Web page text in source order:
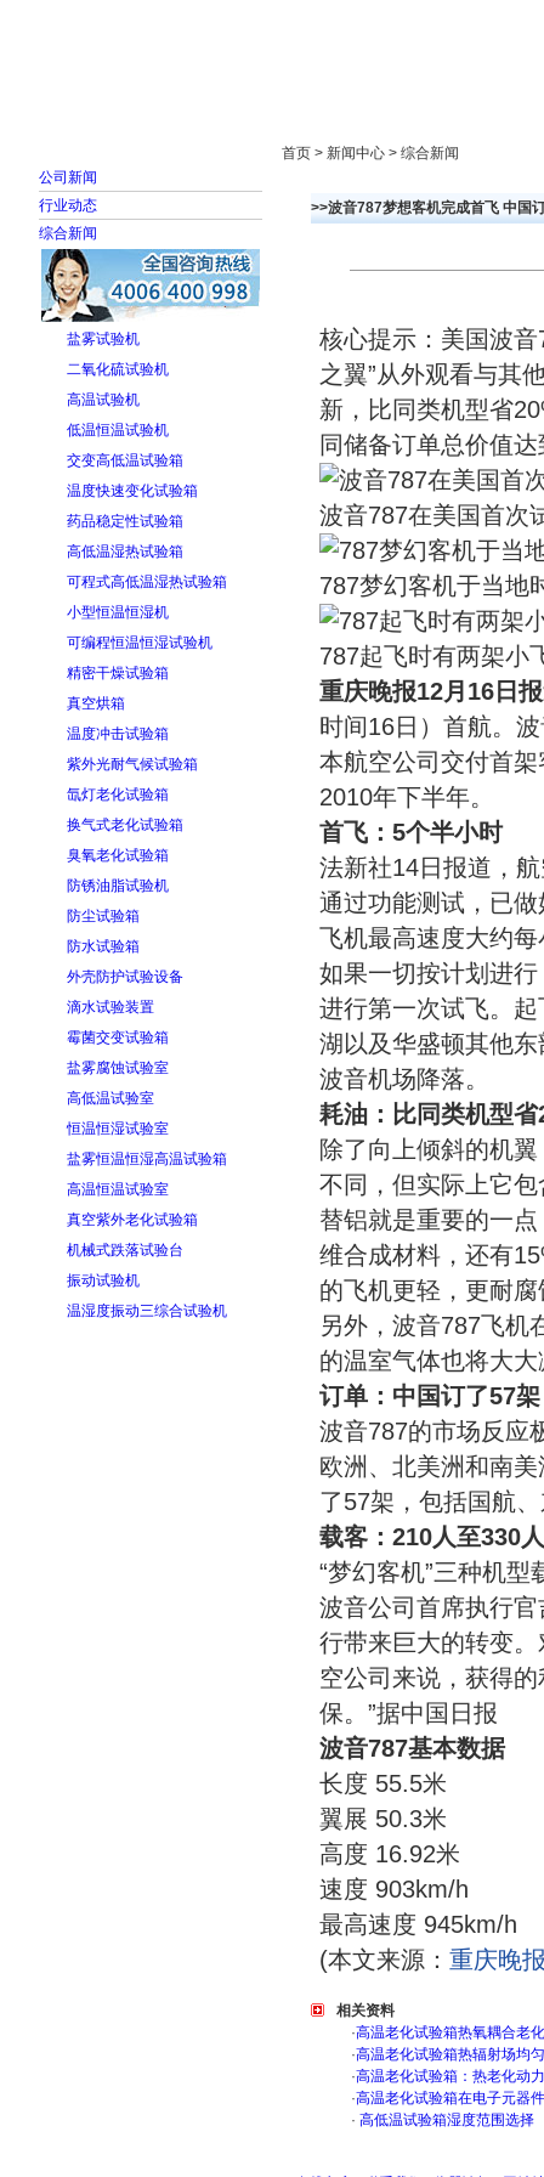
公司新闻
行业动态
综合新闻
盐雾试验机
二氧化硫试验机
高温试验机
低温恒温试验机
交变高低温试验箱
温度快速变化试验箱
药品稳定性试验箱
高低温湿热试验箱
可程式高低温湿热试验箱
小型恒温恒湿机
可编程恒温恒湿试验机
精密干燥试验箱
真空烘箱
温度冲击试验箱
紫外光耐气候试验箱
氙灯老化试验箱
换气式老化试验箱
臭氧老化试验箱
防锈油脂试验机
防尘试验箱
防水试验箱
外壳防护试验设备
滴水试验装置
霉菌交变试验箱
盐雾腐蚀试验室
高低温试验室
恒温恒湿试验室
盐雾恒温恒湿高温试验箱
高温恒温试验室
真空紫外老化试验箱
机械式跌落试验台
振动试验机
温湿度振动三综合试验机
首页 > 新闻中心 > 综合新闻
>>波音787梦想客机完成首飞 中国
核心提示：美国波音
之翼”从外观看与其
新，比同类机型省
同储备订单总价值
波音787在美国首次
787梦幻客机于当地
787起飞时有两架小
重庆晚报12月16日
时间16日）首航。
本航空公司交付首
2010年下半年。
首飞：5个半小时
法新社14日报道，
通过功能测试，已
飞机最高速度大约
如果一切按计划进
进行第一次试飞。
湖以及华盛顿其他
波音机场降落。
耗油：比同类机型省
除了向上倾斜的机
不同，但实际上它
替铝就是重要的一
维合成材料，还有
的飞机更轻，更耐腐
另外，波音787飞机
的温室气体也将大大
订单：中国订了57架
波音787的市场反应
欧洲、北美洲和南
了57架，包括国航
载客：210人至330人
“梦幻客机”三种机
波音公司首席执行官
行带来巨大的转变
空公司来说，获得
保。”据中国日报
波音787基本数据
长度 55.5米
翼展 50.3米
高度 16.92米
速度 903km/h
最高速度 945km/h
(本文来源： 重庆晚
相关资料
·高温老化试验箱热氧耦合老
·高温老化试验箱热辐射场均
·高温老化试验箱：热老化动
·高温老化试验箱在电子元器
· 高低温试验箱湿度范围选择